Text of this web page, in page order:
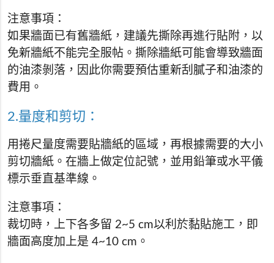
注意事項：
如果牆面已有舊牆紙，建議先撕除再進行貼附，以
免新牆紙不能完全服帖。撕除牆紙可能會導致牆面
的油漆剝落，因此你需要預估重新刮膩子和油漆的
費用。
2.量度和剪切：
用捲尺量度需要貼牆紙的區域，再根據需要的大小
剪切牆紙。在牆上做定位記號，並用鉛筆或水平儀
標示垂直基準線。
注意事項：
裁切時，上下各多留 2~5 cm以利於黏貼施工，即
牆面高度加上是 4~10 cm。